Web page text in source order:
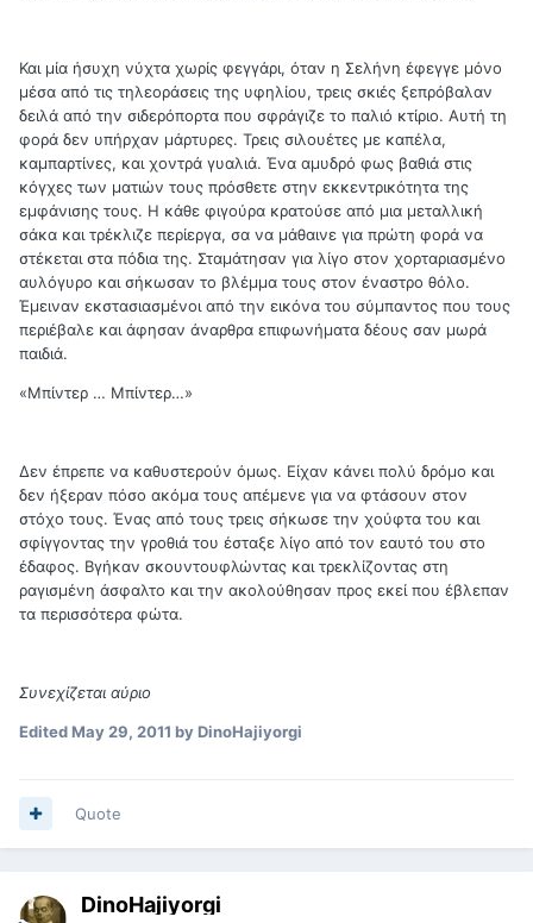
Και μία ήσυχη νύχτα χωρίς φεγγάρι, όταν η Σελήνη έφεγγε μόνο
μέσα από τις τηλεοράσεις της υφηλίου, τρεις σκιές ξεπρόβαλαν
δειλά από την σιδερόπορτα που σφράγιζε το παλιό κτίριο. Αυτή τη
φορά δεν υπήρχαν μάρτυρες. Τρεις σιλουέτες με καπέλα,
καμπαρτίνες, και χοντρά γυαλιά. Ένα αμυδρό φως βαθιά στις
κόγχες των ματιών τους πρόσθετε στην εκκεντρικότητα της
εμφάνισης τους. Η κάθε φιγούρα κρατούσε από μια μεταλλική
σάκα και τρέκλιζε περίεργα, σα να μάθαινε για πρώτη φορά να
στέκεται στα πόδια της. Σταμάτησαν για λίγο στον χορταριασμένο
αυλόγυρο και σήκωσαν το βλέμμα τους στον έναστρο θόλο.
Έμειναν εκστασιασμένοι από την εικόνα του σύμπαντος που τους
περιέβαλε και άφησαν άναρθρα επιφωνήματα δέους σαν μωρά
παιδιά.
«Μπίντερ … Μπίντερ…»
Δεν έπρεπε να καθυστερούν όμως. Είχαν κάνει πολύ δρόμο και
δεν ήξεραν πόσο ακόμα τους απέμενε για να φτάσουν στον
στόχο τους. Ένας από τους τρεις σήκωσε την χούφτα του και
σφίγγοντας την γροθιά του έσταξε λίγο από τον εαυτό του στο
έδαφος. Βγήκαν σκουντουφλώντας και τρεκλίζοντας στη
ραγισμένη άσφαλτο και την ακολούθησαν προς εκεί που έβλεπαν
τα περισσότερα φώτα.
Συνεχίζεται αύριο
EditedMay 29, 2011 by DinoHajiyorgi
Quote
DinoHajiyorgi